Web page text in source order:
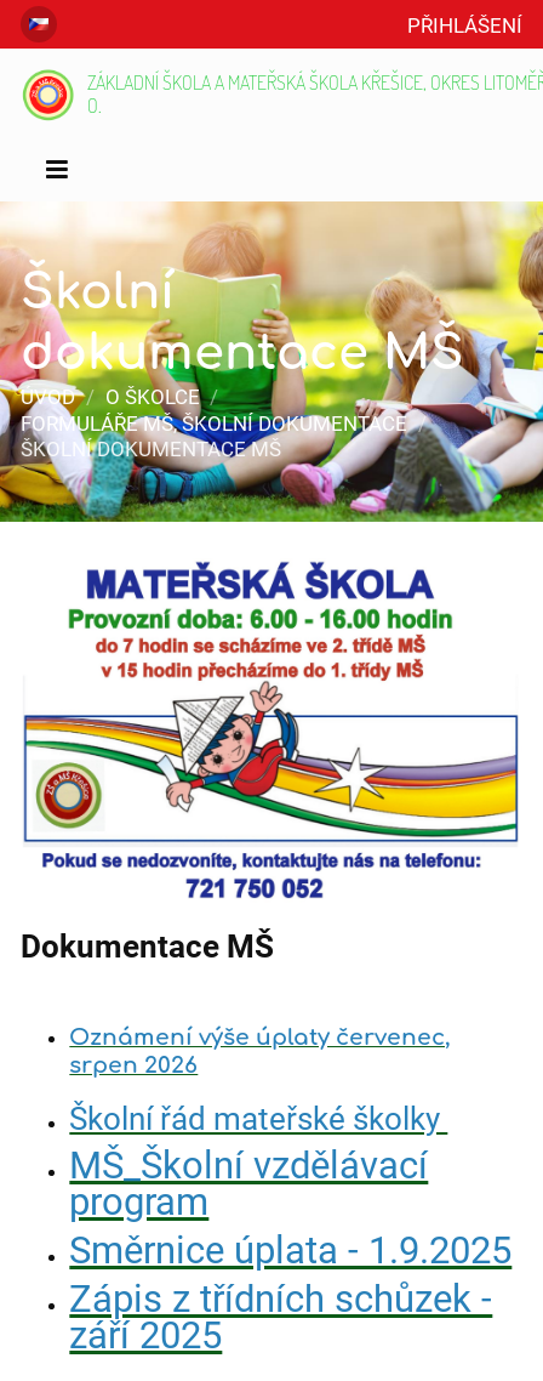
PŘIHLÁŠENÍ
ZÁKLADNÍ ŠKOLA A MATEŘSKÁ ŠKOLA KŘEŠICE, OKRES
O.
Školní
dokumentace MŠ
ÚVOD / O ŠKOLCE /
FORMULÁŘE MŠ, ŠKOLNÍ DOKUMENTACE /
ŠKOLNÍ DOKUMENTACE MŠ
dokumentace
Dokumentace MŠ
Oznámení výše úplaty červenec,
srpen 2026
Školní řád mateřské školky
MŠ_Školní vzdělávací
program
Směrnice úplata - 1.9.2025
Zápis z třídních schůzek -
září 2025